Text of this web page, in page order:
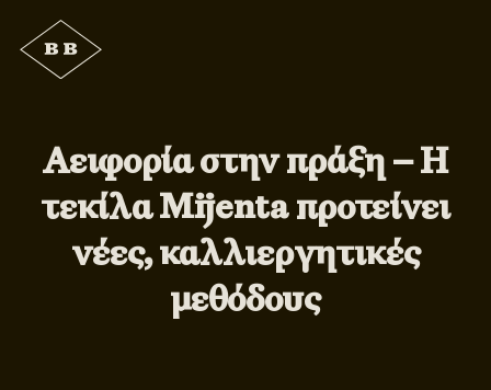
Αειφορία στην πράξη – Η
τεκίλα Mijenta προτείνει
νέες, καλλιεργητικές
μεθόδους